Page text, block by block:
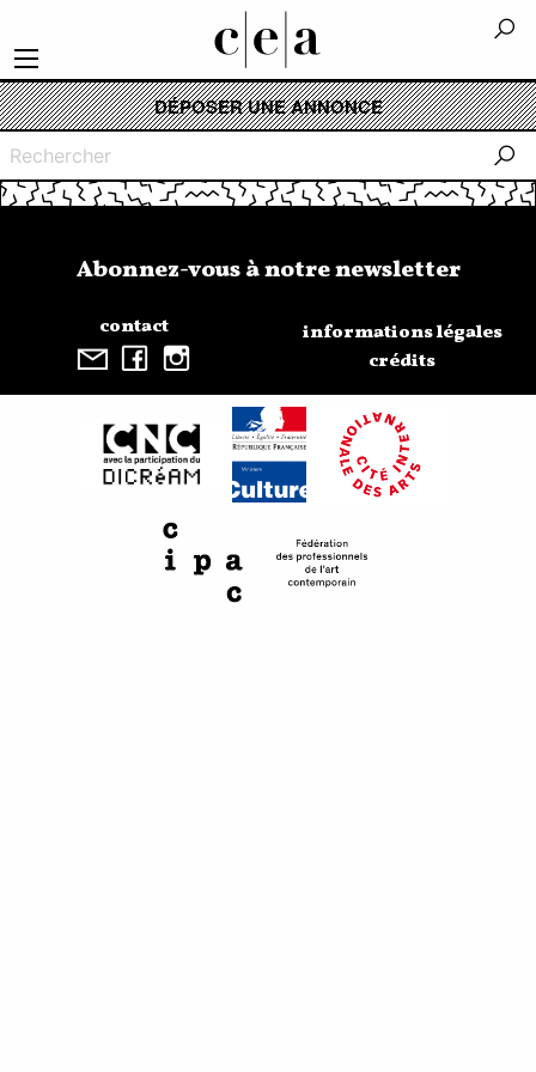
DÉPOSER UNE ANNONCE
Recherche
contact
Abonnez-vous à notre newsletter
informations légales
crédits